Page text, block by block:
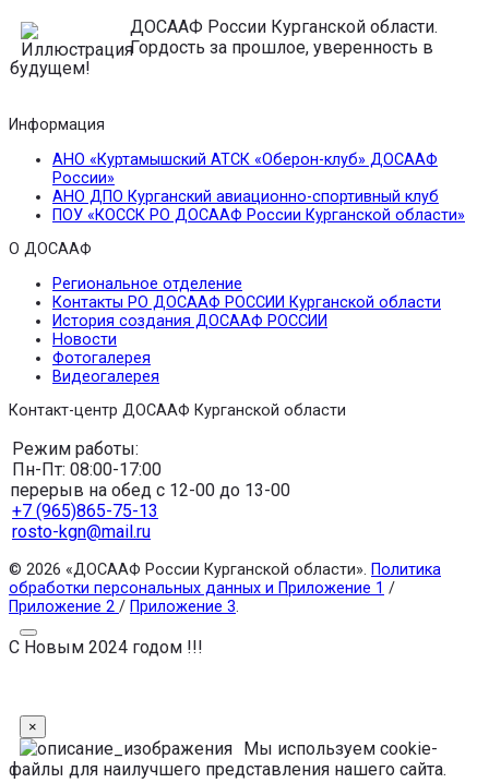
ДОСААФ России Курганской области.
Гордость за прошлое, уверенность в
будущем!
Информация
АНО «Куртамышский АТСК «Оберон-клуб» ДОСААФ
России»
АНО ДПО Курганский авиационно-спортивный клуб
ПОУ «КОССК РО ДОСААФ России Курганской области»
О ДОСААФ
Региональное отделение
Контакты РО ДОСААФ РОССИИ Курганской области
История создания ДОСААФ РОССИИ
Новости
Фотогалерея
Видеогалерея
Контакт-центр ДОСААФ Курганской области
Режим работы:
Пн-Пт: 08:00-17:00
перерыв на обед с 12-00 до 13-00
+7 (965)865-75-13
rosto-kgn@mail.ru
© 2026 «ДОСААФ России Курганской области». Политика
обработки персональных данных и Приложение 1 /
Приложение 2 / Приложение 3.
С Новым 2024 годом !!!
×
Мы используем cookie-
файлы для наилучшего представления нашего сайта.